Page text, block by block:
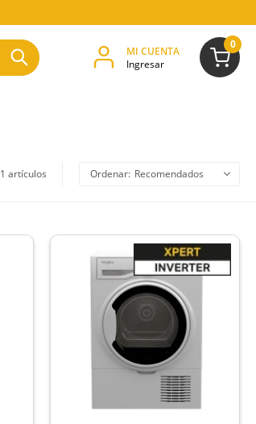
0
artículos Recomendados